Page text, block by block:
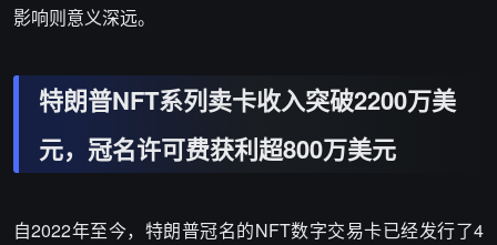
影响则意义深远。
特朗普NFT系列卖卡收入突破2200万美
元，冠名许可费获利超800万美元
自2022年至今，特朗普冠名的NFT数字交易卡已经发行了4